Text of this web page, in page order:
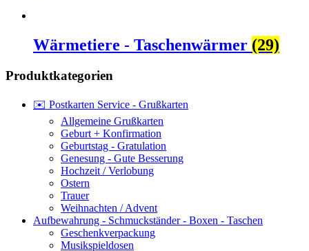
Wärmetiere - Taschenwärmer (29)
Produktkategorien
✉️ Postkarten Service - Grußkarten
Allgemeine Grußkarten
Geburt + Konfirmation
Geburtstag - Gratulation
Genesung - Gute Besserung
Hochzeit / Verlobung
Ostern
Trauer
Weihnachten / Advent
Aufbewahrung - Schmuckständer - Boxen - Taschen
Geschenkverpackung
Musikspieldosen